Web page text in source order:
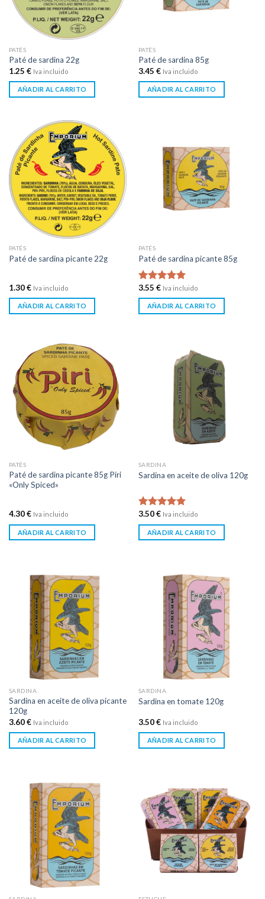
PATÉS
Paté de sardina 22g
1.25 € Iva incluido
AÑADIR AL CARRITO
PATÉS
Paté de sardina 85g
3.45 € Iva incluido
AÑADIR AL CARRITO
PATÉS
Paté de sardina picante 22g
1.30€ Iva incluido
AÑADIR AL CARRITO
PATÉS
Paté de sardina picante 85g
Valorado en
5.00de 5
3.55 € Iva incluido
AÑADIR AL CARRITO
PATÉS
Paté de sardina picante 85g Piri
«Only Spiced»
4.30€ Iva incluido
AÑADIR AL CARRITO
SARDINA
Sardina en aceite de oliva 120g
Valorado en
5.00de 5
3.50€ Iva incluido
AÑADIR AL CARRITO
SARDINA
Sardina en aceite de oliva picante
120g
3.60€ Iva incluido
AÑADIR AL CARRITO
SARDINA
Sardina en tomate 120g
3.50€ Iva incluido
AÑADIR AL CARRITO